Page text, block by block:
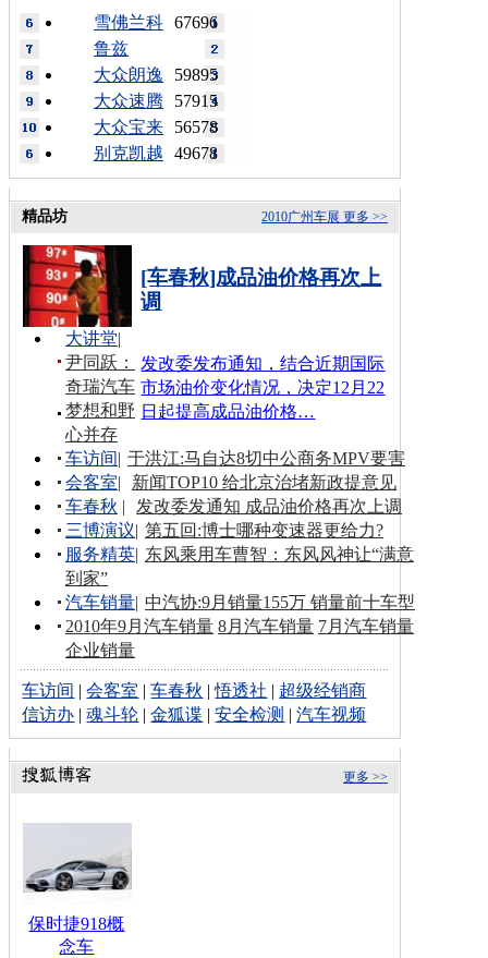
67696
雪佛兰科
鲁兹
59895
大众朗逸
57915
大众速腾
56578
大众宝来
49678
别克凯越
更多 >>
2010广州车展
精品坊
[车春秋]成品油价格再次上
调
发改委发布通知，结合近期国际
市场油价变化情况，决定12月22
日起提高成品油价格…
大讲堂|
尹同跃：
奇瑞汽车
梦想和野
心并存
车访间| 于洪江:马自达8切中公商务MPV要害
会客室|
新闻TOP10 给北京治堵新政提意见
车春秋 |
发改委发通知 成品油价格再次上调
三博演议| 第五回:博士哪种变速器更给力?
服务精英| 东风乘用车曹智：东风风神让“满意
到家”
汽车销量| 中汽协:9月销量155万 销量前十车型
2010年9月汽车销量 8月汽车销量 7月汽车销量
企业销量
车访间 |会客室 |车春秋 |悟透社 | 超级经销商
信访办 |魂斗轮 |金狐谍 |安全检测 |汽车视频
更多 >>
保时捷918概
念车